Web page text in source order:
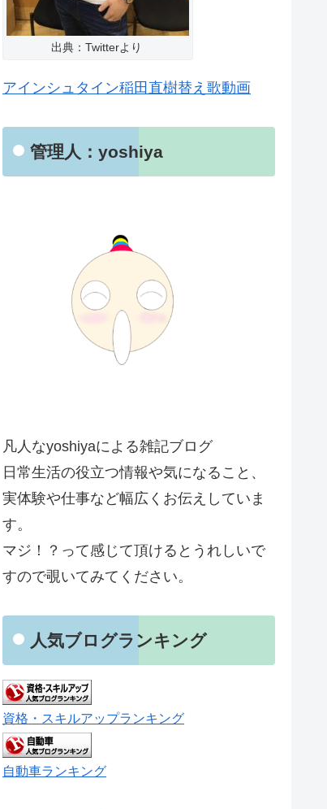
出典：Twitterより
アインシュタイン稲田直樹替え歌動画
管理人：yoshiya
凡人なyoshiyaによる雑記ブログ
日常生活の役立つ情報や気になること、
実体験や仕事など幅広くお伝えしていま
す。
マジ！？って感じて頂けるとうれしいで
すので覗いてみてください。
人気ブログランキング
資格・スキルアップランキング
自動車ランキング